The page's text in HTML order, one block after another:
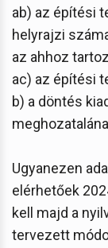
ab) az építési
helyrajzi
az ahhoz
ac) az építési
b) a döntés
Ugyanezen
elérhetőek
kell majd a
tervezett